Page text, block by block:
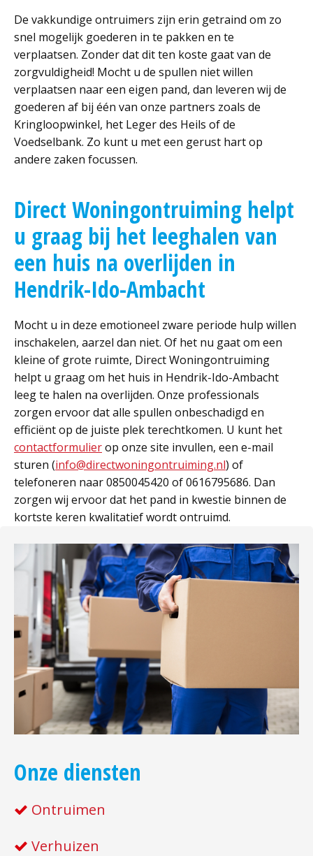
De vakkundige ontruimers zijn erin getraind om zo
snel mogelijk goederen in te pakken en te
verplaatsen. Zonder dat dit ten koste gaat van de
zorgvuldigheid! Mocht u de spullen niet willen
verplaatsen naar een eigen pand, dan leveren wij de
goederen af bij één van onze partners zoals de
Kringloopwinkel, het Leger des Heils of de
Voedselbank. Zo kunt u met een gerust hart op
andere zaken focussen.
Direct Woningontruiming helpt
u graag bij het leeghalen van
een huis na overlijden in
Hendrik-Ido-Ambacht
Mocht u in deze emotioneel zware periode hulp willen
inschakelen, aarzel dan niet. Of het nu gaat om een
kleine of grote ruimte, Direct Woningontruiming
helpt u graag om het huis in Hendrik-Ido-Ambacht
leeg te halen na overlijden. Onze professionals
zorgen ervoor dat alle spullen onbeschadigd en
efficiënt op de juiste plek terechtkomen. U kunt het
contactformulierop onze site invullen, een e-mail
sturen (info@directwoningontruiming.nl) of
telefoneren naar 0850045420 of 0616795686. Dan
zorgen wij ervoor dat het pand in kwestie binnen de
kortste keren kwalitatief wordt ontruimd.
Onze diensten
Ontruimen
Verhuizen